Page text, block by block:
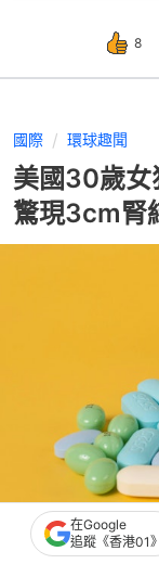
8
國際 環球趣聞
美國30歲
驚現3cm腎
撰文：聯合早報
出版：2026-06-29 18:00
在Google
追蹤《香港01》